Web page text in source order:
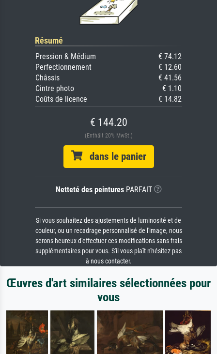
Résumé
Pression & Médium
€ 74.12
Perfectionnement
€ 12.60
Châssis
€ 41.56
Cintre photo
€ 1.10
Coûts de licence
€ 14.82
€ 144.20
(Enthält 20% MwSt.)
dans le panier
Netteté des peinturesPARFAIT
Si vous souhaitez des ajustements de luminosité et de
couleur, ou un recadrage personnalisé de l'image, nous
serons heureux d'effectuer ces modifications sans frais
supplémentaires pour vous. S'il vous plaît n'hésitez pas
à nous contacter.
Œuvres d'art similaires sélectionnées pour
vous